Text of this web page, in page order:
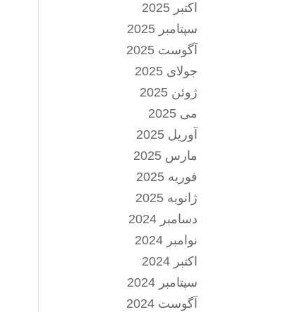
اکتبر 2025
سپتامبر 2025
آگوست 2025
جولای 2025
ژوئن 2025
می 2025
آوریل 2025
مارس 2025
فوریه 2025
ژانویه 2025
دسامبر 2024
نوامبر 2024
اکتبر 2024
سپتامبر 2024
آگوست 2024